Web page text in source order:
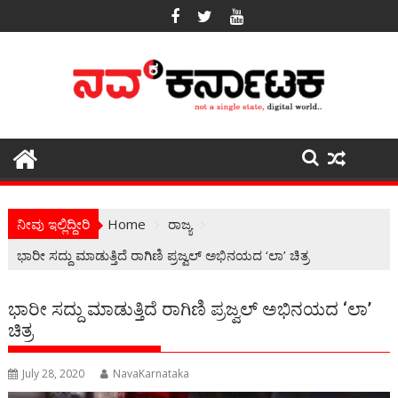
to
ನೀವು ಇಲ್ಲಿದ್ದೀರಿ Home
ರಾಜ್ಯ
ಭಾರೀ ಸದ್ದು ಮಾಡುತ್ತಿದೆ ರಾಗಿಣಿ ಪ್ರಜ್ವಲ್ ಅಭಿನಯದ ‘ಲಾ’ ಚಿತ್ರ
ಭಾರೀ ಸದ್ದು ಮಾಡುತ್ತಿದೆ ರಾಗಿಣಿ ಪ್ರಜ್ವಲ್ ಅಭಿನಯದ ‘ಲಾ’
ಚಿತ್ರ
July 28, 2020 NavaKarnataka